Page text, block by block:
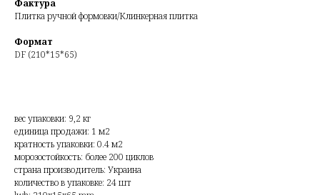
Фактура
Плитка ручной формовки/Клинкерная плитка
Формат
DF (210*15*65)
вес упаковки: 9,2 кг
единица продажи: 1 м2
кратность упаковки: 0.4 м2
морозостойкость: более 200 циклов
страна производитель: Украина
количество в упаковке: 24 шт